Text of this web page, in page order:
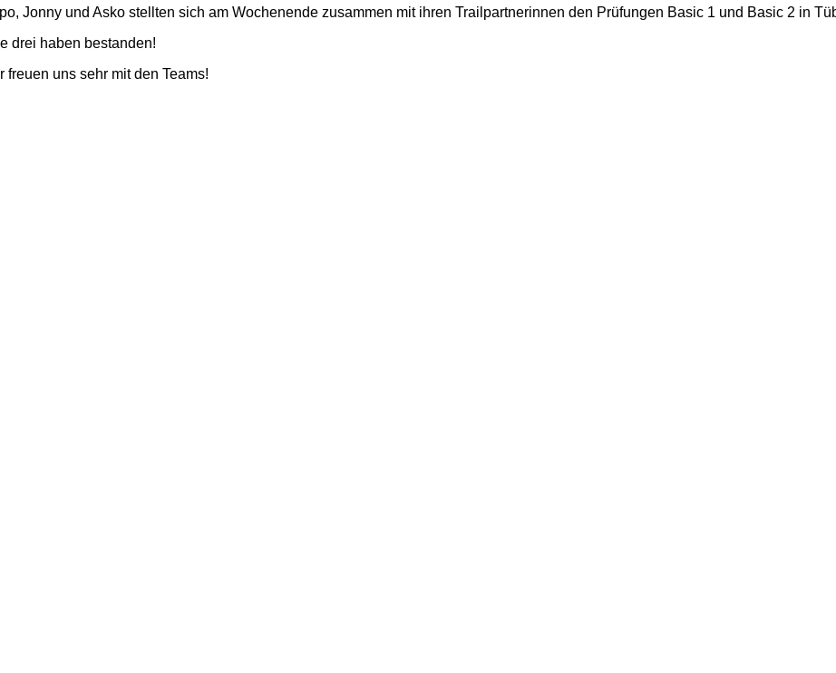
Jonny und Asko stellten sich am Wochenende zusammen mit ihren Trailpartnerinnen den Prüfungen Basic 1 und Basic 2 in
drei haben bestanden!
freuen uns sehr mit den Teams!